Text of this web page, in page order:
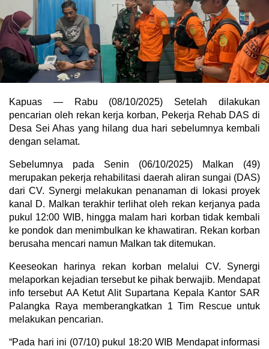
Kapuas — Rabu (08/10/2025) Setelah dilakukan
pencarian oleh rekan kerja korban, Pekerja Rehab DAS di
Desa Sei Ahas yang hilang dua hari sebelumnya kembali
dengan selamat.
Sebelumnya pada Senin (06/10/2025) Malkan (49)
merupakan pekerja rehabilitasi daerah aliran sungai (DAS)
dari CV. Synergi melakukan penanaman di lokasi proyek
kanal D. Malkan terakhir terlihat oleh rekan kerjanya pada
pukul 12:00 WIB, hingga malam hari korban tidak kembali
ke pondok dan menimbulkan ke khawatiran. Rekan korban
berusaha mencari namun Malkan tak ditemukan.
Keeseokan harinya rekan korban melalui CV. Synergi
melaporkan kejadian tersebut ke pihak berwajib. Mendapat
info tersebut AA Ketut Alit Supartana Kepala Kantor SAR
Palangka Raya memberangkatkan 1 Tim Rescue untuk
melakukan pencarian.
“Pada hari ini (07/10) pukul 18:20 WIB Mendapat informasi